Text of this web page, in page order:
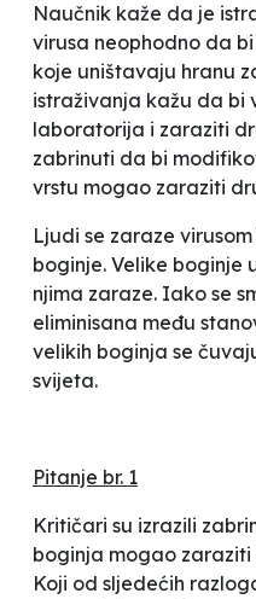
Naučnik kaže da je
virusa neophodno da
koje uništavaju hranu
istraživanja kažu da bi
laboratorija i zaraziti
zabrinuti da bi
vrstu mogao zaraziti
Ljudi se zaraze
boginje. Velike boginje
njima zaraze. Iako se
eliminisana među
velikih boginja se
svijeta.
Pitanje br. 1
Kritičari su izrazili
boginja mogao zaraziti
Koji od sljedećih